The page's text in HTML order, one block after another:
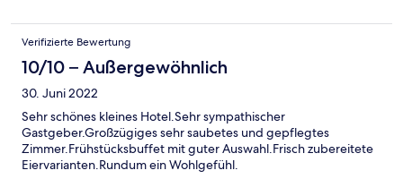
Verifizierte Bewertung
10/10 – Außergewöhnlich
30. Juni 2022
Sehr schönes kleines Hotel.Sehr sympathischer
Gastgeber.Großzügiges sehr saubetes und gepflegtes
Zimmer.Frühstücksbuffet mit guter Auswahl.Frisch zubereitete
Eiervarianten.Rundum ein Wohlgefühl.